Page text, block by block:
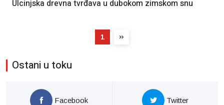
Ulcinjska drevna tvrđava u dubokom zimskom snu
1
Ostani u toku
Facebook Twitter